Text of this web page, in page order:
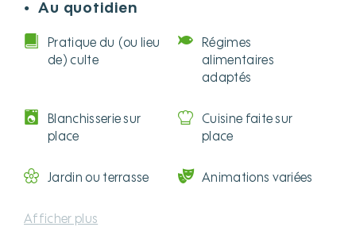
● Au quotidien
Pratique du (ou lieu
de) culte
Régimes
alimentaires
adaptés
Blanchisserie sur
place
Cuisine faite sur
place
Jardin ou terrasse Animations variées
Afficher plus